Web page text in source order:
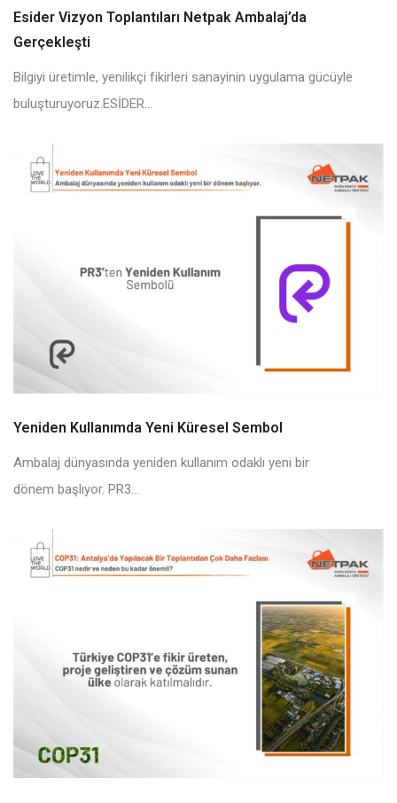
Esider Vizyon Toplantıları Netpak Ambalaj’da
Gerçekleşti
Bilgiyi üretimle, yenilikçi fikirleri sanayinin uygulama gücüyle
buluşturuyoruz.ESİDER...
Yeniden Kullanımda Yeni Küresel Sembol
Ambalaj dünyasında yeniden kullanım odaklı yeni bir
dönem başlıyor. PR3...